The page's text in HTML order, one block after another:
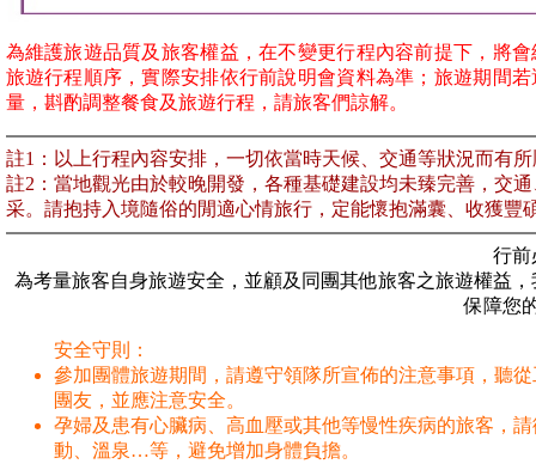
為維護旅遊品質及旅客權益，在不變更行程內容前提下，將
旅遊行程順序，實際安排依行前說明會資料為準；旅遊期間
量，斟酌調整餐食及旅遊行程，請旅客們諒解。
註1：以上行程內容安排，一切依當時天候、交通等狀況而有
註2：當地觀光由於較晚開發，各種基礎建設均未臻完善，交
采。請抱持入境隨俗的閒適心情旅行，定能懷抱滿囊、收獲豐
行前
為考量旅客自身旅遊安全，並顧及同團其他旅客之旅遊權益
保障您
安全守則：
參加團體旅遊期間，請遵守領隊所宣佈的注意事項，聽
團友，並應注意安全。
孕婦及患有心臟病、高血壓或其他等慢性疾病的旅客，
動、溫泉…等，避免增加身體負擔。